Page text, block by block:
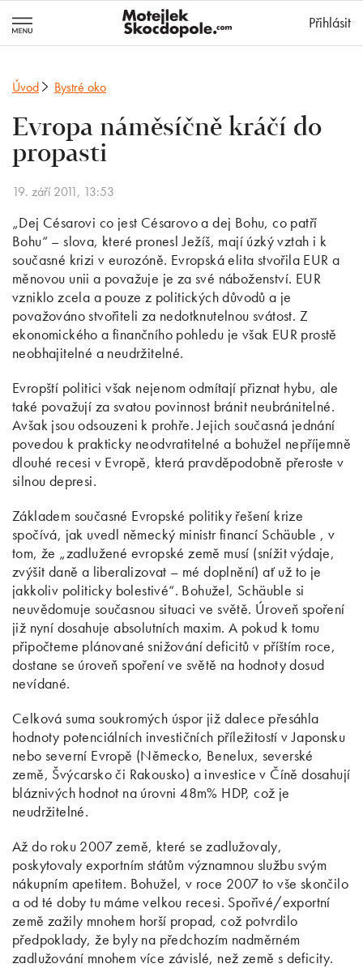
Přihlásit
Úvod Bystré oko
Evropa náměsíčně kráčí do
propasti
19. září 2011, 13:53
„Dej Césarovi co jest Césarovo a dej Bohu, co patří
Bohu“ – slova, které pronesl Ježíš, mají úzký vztah i k
současné krizi v eurozóně. Evropská elita stvořila EUR a
měnovou unii a považuje je za své náboženství. EUR
vzniklo zcela a pouze z politických důvodů a je
považováno stvořiteli za nedotknutelnou svátost. Z
ekonomického a finančního pohledu je však EUR prostě
neobhajitelné a neudržitelné.
Evropští politici však nejenom odmítají přiznat hybu, ale
také považují za svatou povinnost bránit neubránitelné.
Avšak jsou odsouzeni k prohře. Jejich současná jednání
povedou k prakticky neodvratitelné a bohužel nepříjemně
dlouhé recesi v Evropě, která pravděpodobně přeroste v
silnou depresi.
Základem současné Evropské politiky řešení krize
spočívá, jak uvedl německý ministr financí Schäuble , v
tom, že „zadlužené evropské země musí (snížit výdaje,
zvýšit daně a liberalizovat – mé doplnění) ať už to je
jakkoliv politicky bolestivé“. Bohužel, Schäuble si
neuvědomuje současnou situaci ve světě. Úroveň spoření
již nyní dosahuje absolutních maxim. A pokud k tomu
připočteme plánované snižování deficitů v příštím roce,
dostane se úroveň spoření ve světě na hodnoty dosud
nevídané.
Celková suma soukromých úspor již dalece přesáhla
hodnoty potenciálních investičních příležitostí v Japonsku
nebo severní Evropě (Německo, Benelux, severské
země, Švýcarsko či Rakousko) a investice v Číně dosahují
bláznivých hodnot na úrovni 48m% HDP, což je
neudržitelné.
Až do roku 2007 země, které se zadlužovaly,
poskytovaly exportním státům významnou službu svým
nákupním apetitem. Bohužel, v roce 2007 to vše skončilo
a od té doby tu máme velkou recesi. Spořivé/exportní
země zažily mnohem horší propad, což potvrdilo
předpoklady, že byly na předchozím nadměrném
zadlužování mnohem více závislé, než země s deficity.